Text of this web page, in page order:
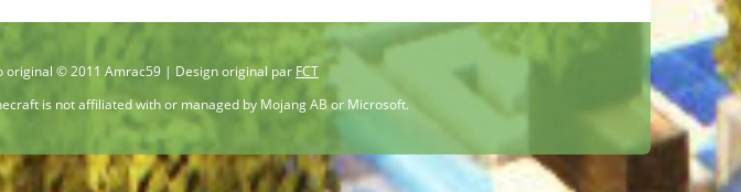
© 2011 Amrac59 | Design original par FCT
is not affiliated with or managed by Mojang AB or Microsoft.